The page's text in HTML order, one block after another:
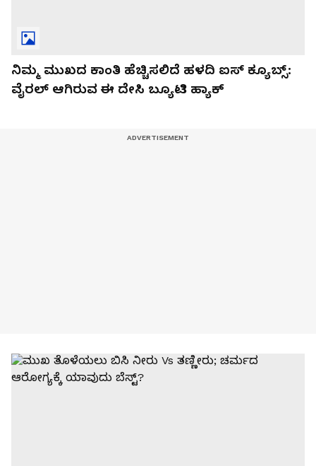
ನಿಮ್ಮ ಮುಖದ ಕಾಂತಿ ಹೆಚ್ಚಿಸಲಿದೆ ಹಳದಿ ಐಸ್ ಕ್ಯೂಬ್ಸ್:
ವೈರಲ್ ಆಗಿರುವ ಈ ದೇಸಿ ಬ್ಯೂಟಿ ಹ್ಯಾಕ್